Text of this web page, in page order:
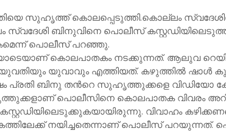
സുഹൃത്ത് കൊലപ്പെടുത്തി.കൊല്ലം
സ്വദേശി ബിനുവിനെ പൊലീസ്
പൊലീസ് പറഞ്ഞു.
കൊലപാതകം നടക്കുന്നത്. ആലുവ
യുവാവും എത്തിയത്. കഴുത്തില്‍ ഷാള്‍
പ്രതി ബിനു തന്‍റെ സുഹൃത്തുക്കളെ വിഡിയോ
പൊലീസിനെ കൊലപാതക വിവരം
വിവാഹം
നയിച്ചതെന്നാണ് പൊലീസ് പറയുന്നത്.